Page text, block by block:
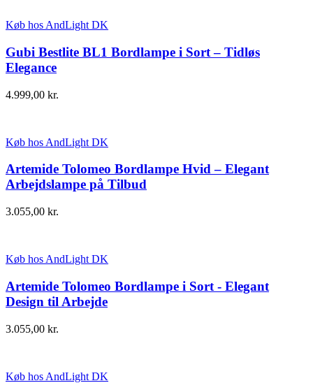
Køb hos AndLight DK
Gubi Bestlite BL1 Bordlampe i Sort – Tidløs
Elegance
4.999,00 kr.
Køb hos AndLight DK
Artemide Tolomeo Bordlampe Hvid – Elegant
Arbejdslampe på Tilbud
3.055,00 kr.
Køb hos AndLight DK
Artemide Tolomeo Bordlampe i Sort - Elegant
Design til Arbejde
3.055,00 kr.
Køb hos AndLight DK